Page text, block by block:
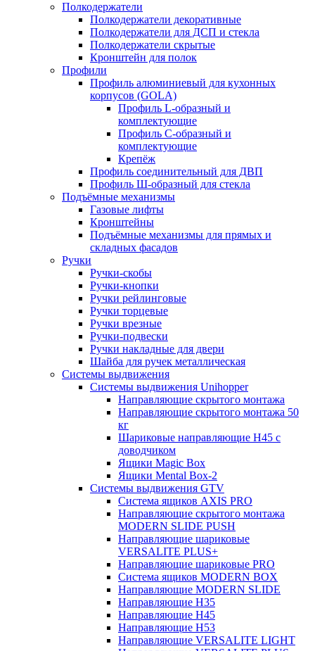
Полкодержатели
Полкодержатели декоративные
Полкодержатели для ДСП и стекла
Полкодержатели скрытые
Кронштейн для полок
Профили
Профиль алюминиевый для кухонных
корпусов (GOLA)
Профиль L-образный и
комплектующие
Профиль C-образный и
комплектующие
Крепёж
Профиль соединительный для ДВП
Профиль Ш-образный для стекла
Подъёмные механизмы
Газовые лифты
Кронштейны
Подъёмные механизмы для прямых и
складных фасадов
Ручки
Ручки-скобы
Ручки-кнопки
Ручки рейлинговые
Ручки торцевые
Ручки врезные
Ручки-подвески
Ручки накладные для двери
Шайба для ручек металлическая
Системы выдвижения
Системы выдвижения Unihopper
Направляющие скрытого монтажа
Направляющие скрытого монтажа 50
кг
Шариковые направляющие H45 с
доводчиком
Ящики Magic Box
Ящики Mental Box-2
Системы выдвижения GTV
Система ящиков AXIS PRO
Направляющие скрытого монтажа
MODERN SLIDE PUSH
Направляющие шариковые
VERSALITE PLUS+
Направляющие шариковые PRO
Система ящиков MODERN BOX
Направляющие MODERN SLIDE
Направляющие H35
Направляющие H45
Направляющие H53
Направляющие VERSALITE LIGHT